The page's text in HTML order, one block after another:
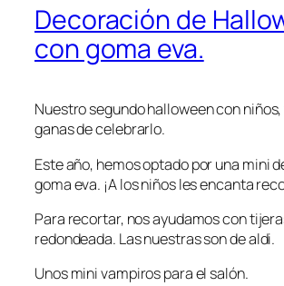
Decoración de
con goma eva.
Nuestro segundo halloween con
ganas de celebrarlo.
Este año, hemos optado por una mini
goma eva. ¡A los niños les encanta
Para recortar, nos ayudamos con
redondeada. Las nuestras son de aldi.
Unos mini vampiros para el salón.